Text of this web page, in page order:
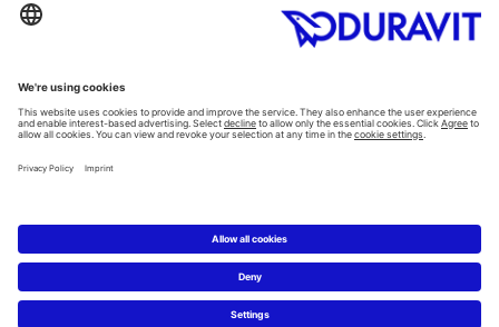
Sprachauswahl:
Italiano
Impressum|Hinweisgebersystem|
Lieferkettensorgfaltspflicht|Datenschutzerklärung|
Schweiz